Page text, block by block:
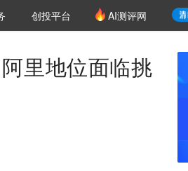
创投平台 AI测评网
里地位面临挑